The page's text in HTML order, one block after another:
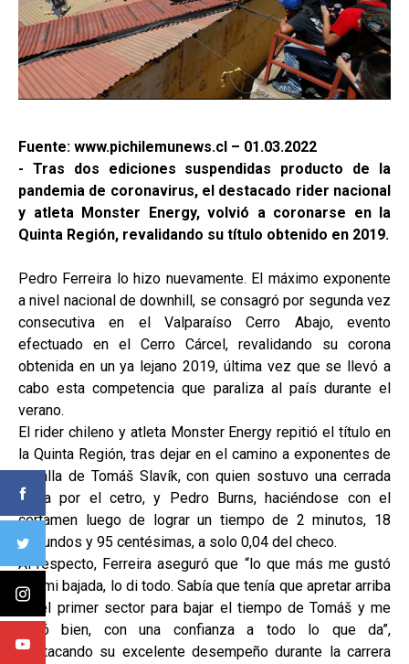
Fuente: www.pichilemunews.cl – 01.03.2022
- Tras dos ediciones suspendidas producto de la
pandemia de coronavirus, el destacado rider nacional
y atleta Monster Energy, volvió a coronarse en la
Quinta Región, revalidando su título obtenido en 2019.
Pedro Ferreira lo hizo nuevamente. El máximo exponente
a nivel nacional de downhill, se consagró por segunda vez
consecutiva en el Valparaíso Cerro Abajo, evento
efectuado en el Cerro Cárcel, revalidando su corona
obtenida en un ya lejano 2019, última vez que se llevó a
cabo esta competencia que paraliza al país durante el
verano.
El rider chileno y atleta Monster Energy repitió el título en
la Quinta Región, tras dejar en el camino a exponentes de
la talla de Tomáš Slavík, con quien sostuvo una cerrada
lucha por el cetro, y Pedro Burns, haciéndose con el
certamen luego de lograr un tiempo de 2 minutos, 18
segundos y 95 centésimas, a solo 0,04 del checo.
Al respecto, Ferreira aseguró que “lo que más me gustó
fue mi bajada, lo di todo. Sabía que tenía que apretar arriba
en el primer sector para bajar el tiempo de Tomáš y me
salió bien, con una confianza a todo lo que da”,
destacando su excelente desempeño durante la carrera